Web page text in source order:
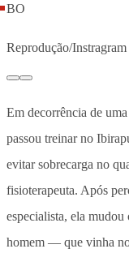
BO
Reprodução/Instragram
Em decorrência de
passou treinar no
evitar sobrecarga no
fisioterapeuta. Após
especialista, ela
homem — que vinha